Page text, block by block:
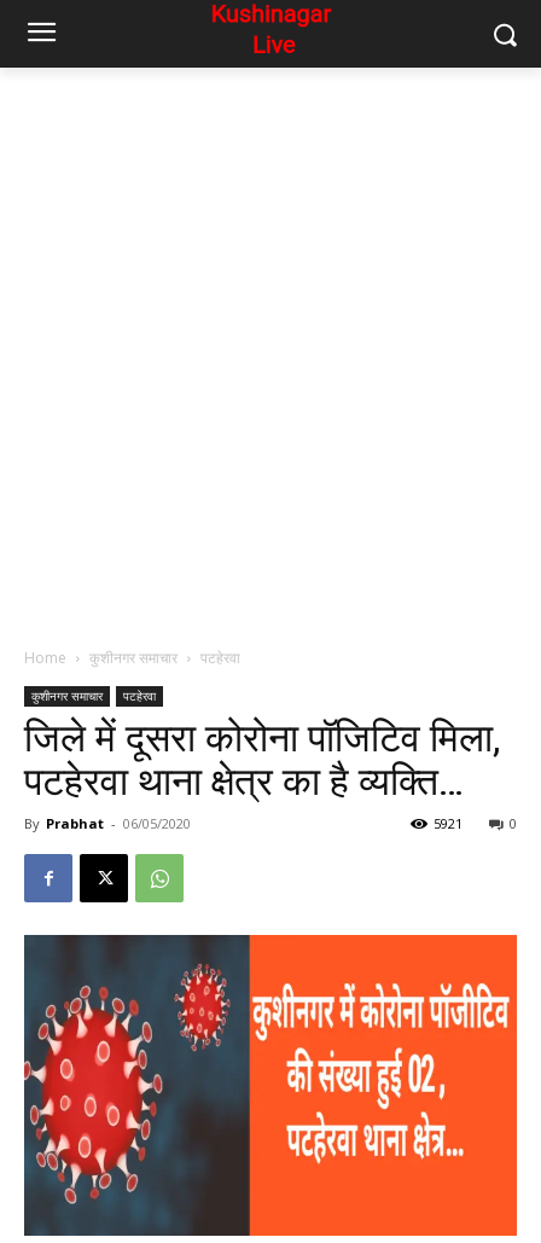
Home कुशीनगर समाचार पटहेरवा
कुशीनगर समाचार पटहेरवा
जिले में दूसरा कोरोना पॉजिटिव मिला,
पटहेरवा थाना क्षेत्र का है व्यक्ति…
By Prabhat - 06/05/2020 0
5921